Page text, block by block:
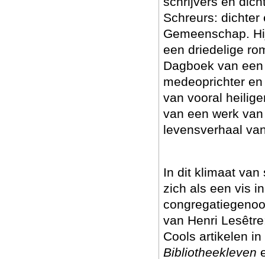
Schreurs: dichter
Gemeenschap.
een driedelige
Dagboek van
medeoprichter
van vooral
van een werk
levensverhaal
In dit klimaat van
zich als een vis
van Henri
Cools artikelen
Bibliotheekleven